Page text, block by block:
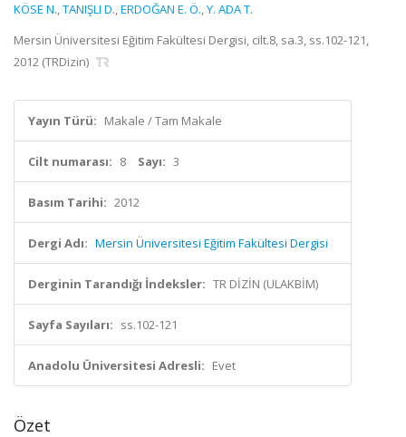
KÖSE N.,TANIŞLI D.,ERDOĞAN E. Ö.,Y. ADA T.
Mersin Üniversitesi Eğitim Fakültesi Dergisi, cilt.8, sa.3, ss.102-121,
2012 (TRDizin)
Yayın Türü: Makale / Tam Makale
Cilt numarası: 8 Sayı: 3
Basım Tarihi: 2012
Dergi Adı: Mersin Üniversitesi Eğitim Fakültesi Dergisi
Derginin Tarandığı İndeksler: TR DİZİN (ULAKBİM)
Sayfa Sayıları: ss.102-121
Anadolu Üniversitesi Adresli: Evet
Özet